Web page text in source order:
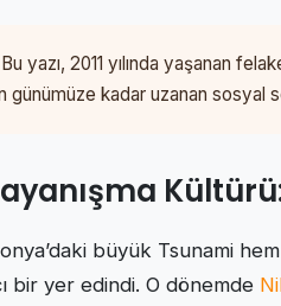
Bu yazı, 2011 yılında yaşanan
günümüze kadar uzanan sosyal
büyük Tsunami
bir yer edindi. O dönemde